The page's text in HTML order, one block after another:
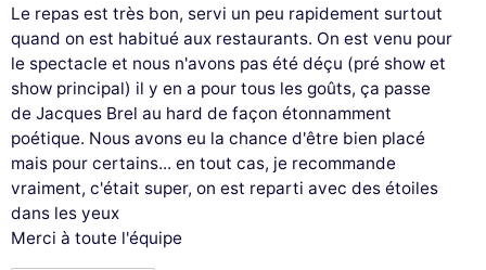
Le repas est très bon, servi un peu rapidement surtout
quand on est habitué aux restaurants. On est venu pour
le spectacle et nous n'avons pas été déçu (pré show et
show principal) il y en a pour tous les goûts, ça passe
de Jacques Brel au hard de façon étonnamment
poétique. Nous avons eu la chance d'être bien placé
mais pour certains... en tout cas, je recommande
vraiment, c'était super, on est reparti avec des étoiles
dans les yeux
Merci à toute l'équipe